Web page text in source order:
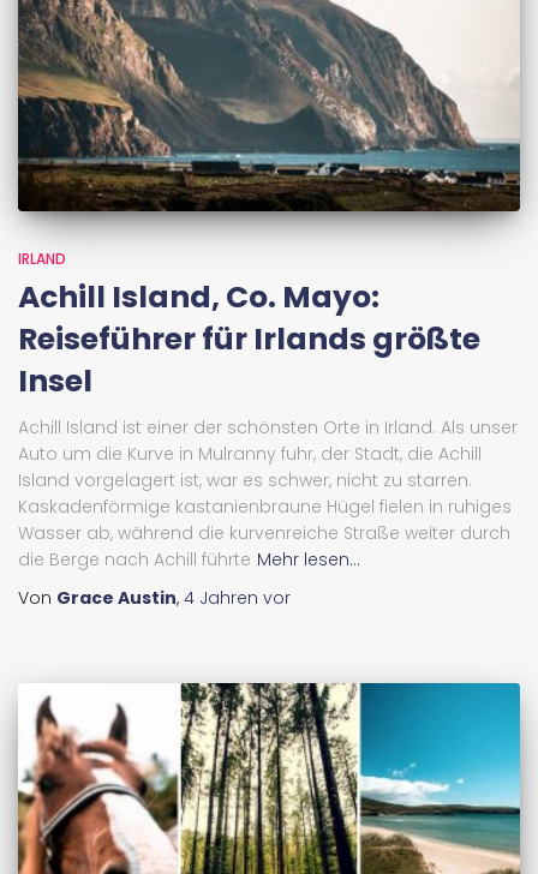
IRLAND
Achill Island, Co. Mayo:
Reiseführer für Irlands größte
Insel
Achill Island ist einer der schönsten Orte in Irland. Als unser
Auto um die Kurve in Mulranny fuhr, der Stadt, die Achill
Island vorgelagert ist, war es schwer, nicht zu starren.
Kaskadenförmige kastanienbraune Hügel fielen in ruhiges
Wasser ab, während die kurvenreiche Straße weiter durch
die Berge nach Achill führte Mehr lesen...
Von Grace Austin, 4 Jahren vor